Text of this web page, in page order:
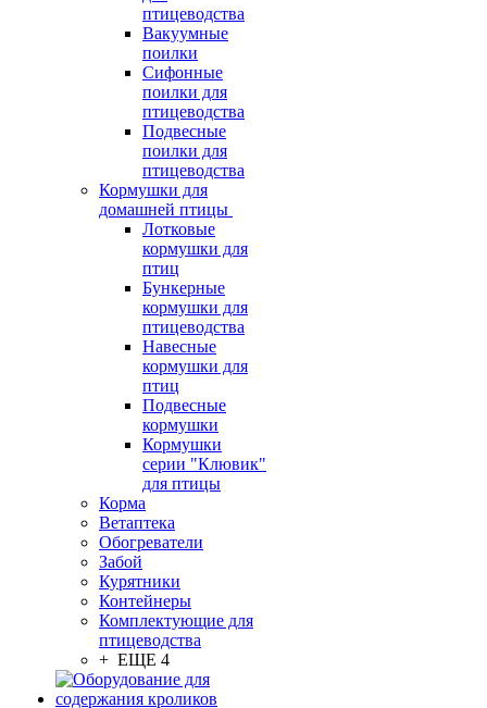
птицеводства
Вакуумные
поилки
Сифонные
поилки для
птицеводства
Подвесные
поилки для
птицеводства
Кормушки для
домашней птицы
Лотковые
кормушки для
птиц
Бункерные
кормушки для
птицеводства
Навесные
кормушки для
птиц
Подвесные
кормушки
Кормушки
серии "Клювик"
для птицы
Корма
Ветаптека
Обогреватели
Забой
Курятники
Контейнеры
Комплектующие для
птицеводства
+ ЕЩЕ 4